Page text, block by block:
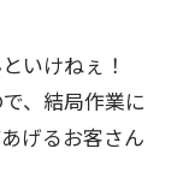
いけねぇ！
、結局作業に
げるお客さん